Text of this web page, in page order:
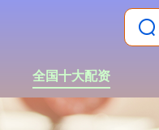
全国十大配资